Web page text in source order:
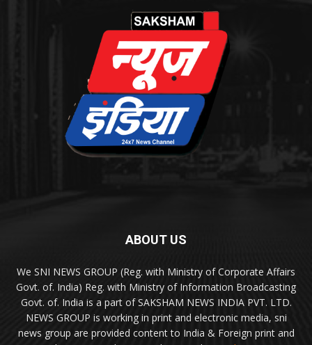
ABOUT US
We SNI NEWS GROUP (Reg. with Ministry of Corporate Affairs
Govt. of. India) Reg. with Ministry of Information Broadcasting
Govt. of. India is a part of SAKSHAM NEWS INDIA PVT. LTD.
NEWS GROUP is working in print and electronic media, sni
news group are provided content to India & Foreign print and